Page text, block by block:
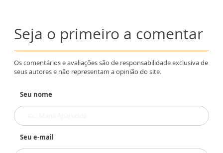
Seja o primeiro a comentar
Os comentários e avaliações são de responsabilidade exclusiva de
seus autores e não representam a opinião do site.
Seu nome
Seu e-mail